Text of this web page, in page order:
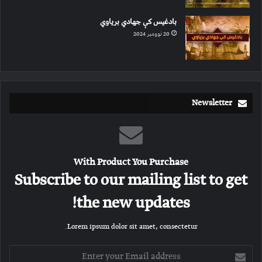
بادغیس کې جهادي بریاوي
20 نوومبر 2024
Newsletter
With Product You Purchase
Subscribe to our mailing list to get
the new updates!
Lorem ipsum dolor sit amet, consectetur.